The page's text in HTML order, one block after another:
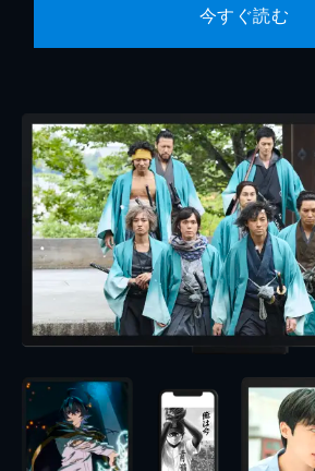
今すぐ読む